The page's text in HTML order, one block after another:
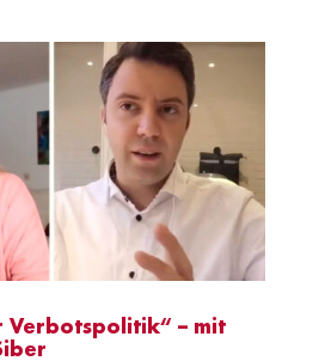
Verbotspolitik“ – mit